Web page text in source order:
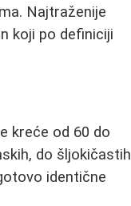
Najtraženije
koji po definiciji
kreće od 60 do
do šljokičastih
identične